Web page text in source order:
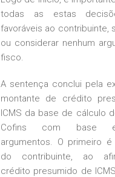
todas as estas
favoráveis ao contribuinte,
ou considerar nenhum
fisco.
A sentença conclui pela
montante de crédito
ICMS da base de cálculo
Cofins com base
argumentos. O primeiro
do contribuinte, ao
crédito presumido de